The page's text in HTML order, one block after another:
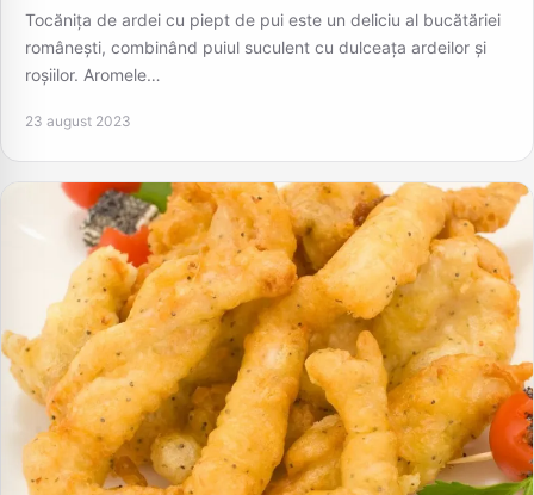
Tocănița de ardei cu piept de pui este un deliciu al bucătăriei
românești, combinând puiul suculent cu dulceața ardeilor și
roșiilor. Aromele…
23 august 2023